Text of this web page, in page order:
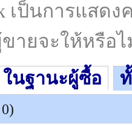
เป็นการแส
ายจะให้หรือไ
ในฐานะผู้ซื้อ